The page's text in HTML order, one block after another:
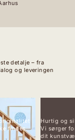
detalje – fra
og leveringen
findes
Hurtig og
Vi sørger
dit